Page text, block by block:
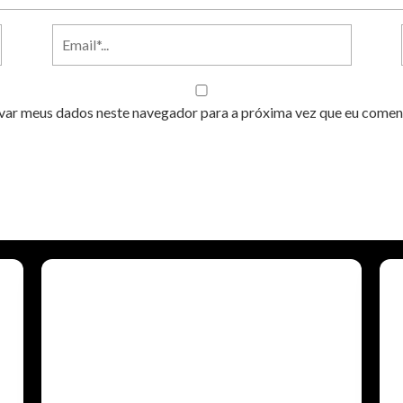
meus dados neste navegador para a próxima vez que eu